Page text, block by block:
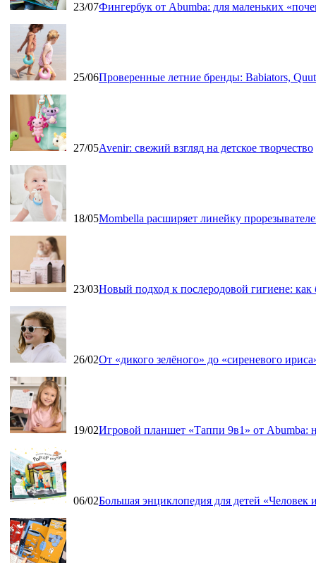
23/07Фингербук от Abumba: для маленьких
25/06Проверенные летние бренды: Babiators,
27/05Avenir: свежий взгляд на детское творчество
18/05Mombella расширяет линейку
23/03Новый подход к послеродовой гигиене:
26/02От «дикого зелёного» до «сиреневого
19/02Игровой планшет «Таппи 9в1» от Abumba:
06/02Большая энциклопедия для детей